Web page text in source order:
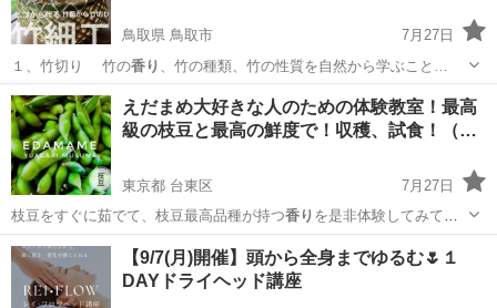
鳥取県 鳥取市
7月27日
１、竹切り 竹の香り 、竹の種類、竹の性質を自然から学ぶこと…
鳥取 鳥取市 ものづくり カゴ
えだまめ大好きな人のための体験教室！最高
級の枝豆と最高の鮮度で！収穫、試食！（…
東京都 台東区
7月27日
枝豆をすぐに茹でて、枝豆最高品種が持つ香り を是非体験してみてく
ださい！ 興…
東京 台東区 自然体験 近所
【9/7(月)開催】頭から全身までゆるむ🌷１
DAYドライヘッド講座